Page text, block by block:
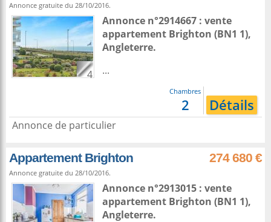
Annonce gratuite du 28/10/2016.
4
Annonce n°2914667 : vente
appartement Brighton (BN1 1),
Angleterre.
...
Chambres
2 Détails
Annonce de particulier
Appartement Brighton 274 680 €
Annonce gratuite du 28/10/2016.
Annonce n°2913015 : vente
appartement Brighton (BN1 1),
Angleterre.